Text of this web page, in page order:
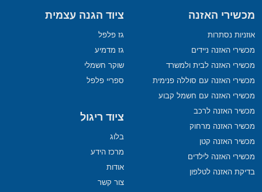
מכשירי האזנה
אוזניות נסתרות
מכשירי האזנה ניידים
מכשירי האזנה לבית ולמשרד
מכשירי האזנה עם סוללה פנימית
מכשירי האזנה עם חשמל קבוע
מכשיר האזנה לרכב
מכשיר האזנה מרחוק
מכשיר האזנה קטן
מכשירי האזנה לילדים
בדיקת האזנה לטלפון
ציוד הגנה עצמית
גז פלפל
גז מדמיע
שוקר חשמלי
ספריי פלפל
ציוד ריגול
בלוג
מרכז הידע
אודות
צור קשר